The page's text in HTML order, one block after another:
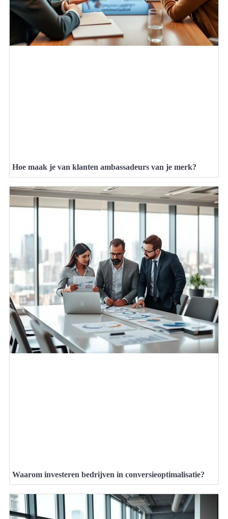
Hoe maak je van klanten ambassadeurs van je merk?
Waarom investeren bedrijven in conversieoptimalisatie?